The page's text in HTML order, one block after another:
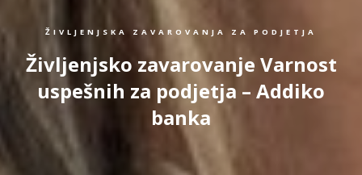
ŽIVLJENJSKA ZAVAROVANJA ZA PODJETJA
Življenjsko zavarovanje Varnost
uspešnih za podjetja – Addiko
banka